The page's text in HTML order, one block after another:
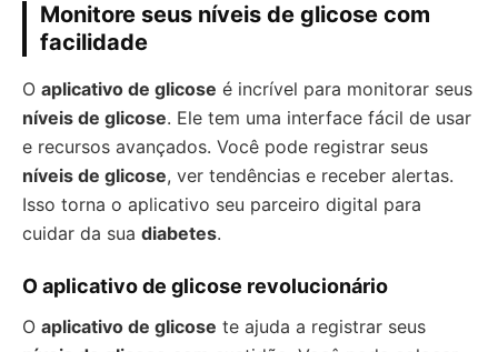
Monitore seus níveis de glicose com
facilidade
O aplicativo de glicose é incrível para monitorar seus
níveis de glicose. Ele tem uma interface fácil de usar
e recursos avançados. Você pode registrar seus
níveis de glicose, ver tendências e receber alertas.
Isso torna o aplicativo seu parceiro digital para
cuidar da sua diabetes.
O aplicativo de glicose revolucionário
O aplicativo de glicose te ajuda a registrar seus